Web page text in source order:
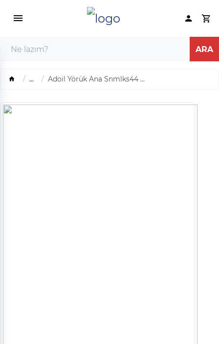
... Adoil Yörük Ana Snmlks44 ...